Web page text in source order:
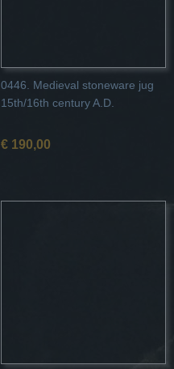
0446. Medieval stoneware jug
15th/16th century A.D.
€ 190,00